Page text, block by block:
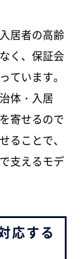
居者の高齢
く、保証会
ています。
体・入居
寄せるので
ることで、
支えるモデ
応する